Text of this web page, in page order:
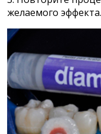
желаемого эффекта.